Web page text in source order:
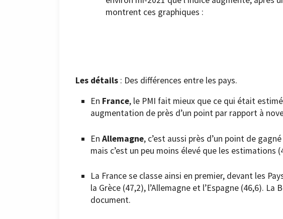
montrent ces graphiques :
Les détails : Des différences entre les pays.
En France, le PMI fait mieux que ce qui était
augmentation de près d’un point par rapport à
En Allemagne, c’est aussi près d’un point de
mais c’est un peu moins élevé que les estimations
La France se classe ainsi en premier, devant les
la Grèce (47,2), l’Allemagne et l’Espagne (46,6).
document.